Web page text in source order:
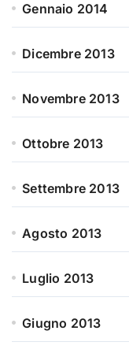
Gennaio 2014
Dicembre 2013
Novembre 2013
Ottobre 2013
Settembre 2013
Agosto 2013
Luglio 2013
Giugno 2013